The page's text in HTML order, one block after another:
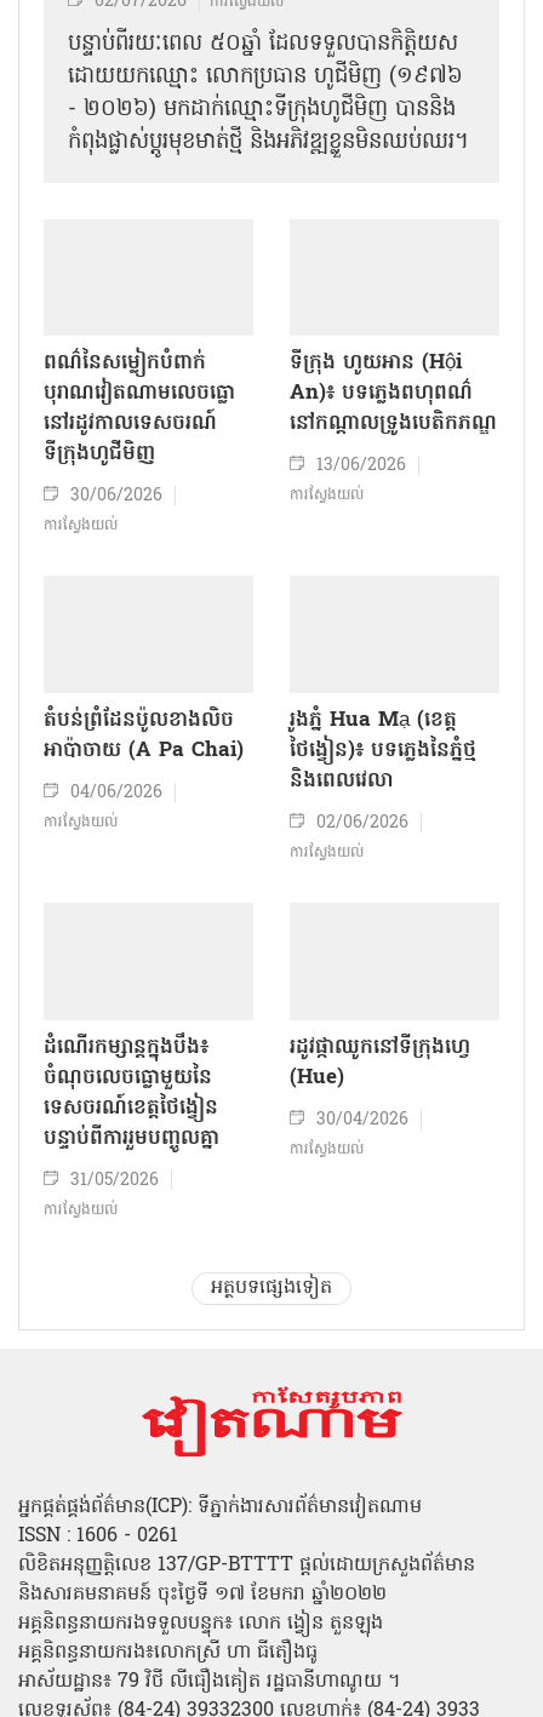
បន្ទាប់​ពីរយៈពេល ៥០ឆ្នាំ ដែល​​​ទទួល​បាន​​កិត្តិយស​
ដោយយក​ឈ្មោះ​​ ​លោក​ប្រធាន ហូជីមិញ (១៩៧៦
- ២០២៦) មកដាក់ឈ្មោះទីក្រុង​ហូជីមិញ បាន​និង​
កំពុង​ផ្លាស់​ប្តូរ​មុខ​មាត់​ថ្មី និង​អភិវឌ្ឍខ្លួន​មិនឈប់ឈរ។
ពណ៌នៃសម្លៀកបំពាក់
បុរាណវៀតណាមលេចធ្លោ
នៅរដូវកាលទេសចរណ៍
ទីក្រុងហូជីមិញ
30/06/2026
ការស្វែងយល់
ទីក្រុង ហូយអាន (Hội
An)៖ បទភ្លេងពហុពណ៌
នៅកណ្តាលទ្រូងបេតិកភណ្ឌ
13/06/2026
ការស្វែងយល់
តំបន់ព្រំដែនប៉ូលខាងលិច
អាប៉ាចាយ (A Pa Chai)
04/06/2026
ការស្វែងយល់
រូងភ្នំ Hua Mạ (ខេត្ត
ថៃង្វៀន)៖ បទភ្លេងនៃភ្នំថ្ម
និងពេលវេលា
02/06/2026
ការស្វែងយល់
ដំណើរកម្សាន្តក្នុងបឹង៖
ចំណុចលេចធ្លោមួយនៃ
ទេសចរណ៍ខេត្តថៃង្វៀន
បន្ទាប់ពីការរួមបញ្ចូលគ្នា
31/05/2026
ការស្វែងយល់
រដូវផ្កាឈូកនៅទីក្រុងហ្វេ
(Hue)
30/04/2026
ការស្វែងយល់
អត្ថបទផ្សេងទៀត
អ្នកផ្គត់ផ្គង់ព័ត៌មាន(ICP): ទីភ្នាក់ងារសារព័ត៌មានវៀតណាម
ISSN : 1606 - 0261
លិខិតអនុញ្ញត្តិលេខ 137/GP-BTTTT ផ្តល់ដោយក្រសួងព័ត៌មាន
និងសារគមនាគមន៍ ចុះថ្ងៃទី ១៧ ខែមករា ឆ្នាំ២០២២
អគ្គនិពន្ធនាយករងទទួលបន្ទុក៖ លោក ង្វៀន តួនឡុង
អគ្គនិពន្ធនាយករង៖លោកស្រី ហា ធីតឿងធូ
អាស័យដ្ឋាន៖ 79 វិថី លីធឿងគៀត រដ្ឋធានីហាណូយ ។
លេខទូរស័ព្ទ៖ (84-24) 39332300 លេខហ្វាក់៖ (84-24) 3933